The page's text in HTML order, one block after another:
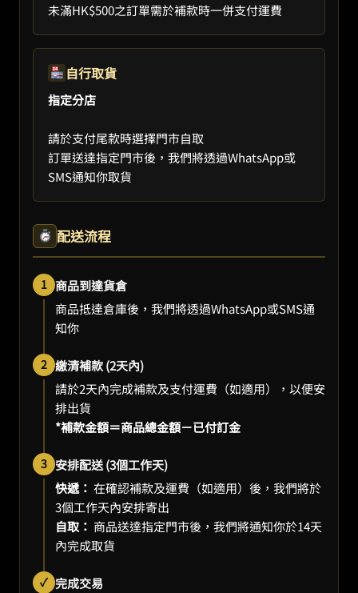
未滿HK$500之訂單需於補款時一併支付運費
自行取貨
指定分店
請於支付尾款時選擇門市自取
訂單送達指定門市後，我們將透過WhatsApp或
SMS通知你取貨
配送流程
1 商品到達貨倉
商品抵達倉庫後，我們將透過WhatsApp或SMS通
知你
2 繳清補款 (2天內)
請於2天內完成補款及支付運費（如適用），以便安
排出貨
*補款金額＝商品總金額－已付訂金
3 安排配送 (3個工作天)
快遞： 在確認補款及運費（如適用）後，我們將於
3個工作天內安排寄出
自取： 商品送達指定門市後，我們將通知你於14天
內完成取貨
✓ 完成交易